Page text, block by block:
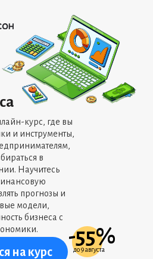
на курс
-55%
до 9 августа
курс, где вы
и инструменты,
в
Научитесь
прогнозы и
модели,
бизнеса с